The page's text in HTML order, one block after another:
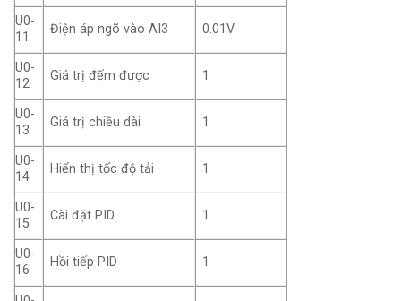
U0-
11
Điện áp ngõ vào AI3 0.01V
U0-
12
Giá trị đếm được 1
U0-
13
Giá trị chiều dài 1
U0-
14
Hiển thị tốc độ tải 1
U0-
15
Cài đặt PID 1
U0-
16
Hồi tiếp PID 1